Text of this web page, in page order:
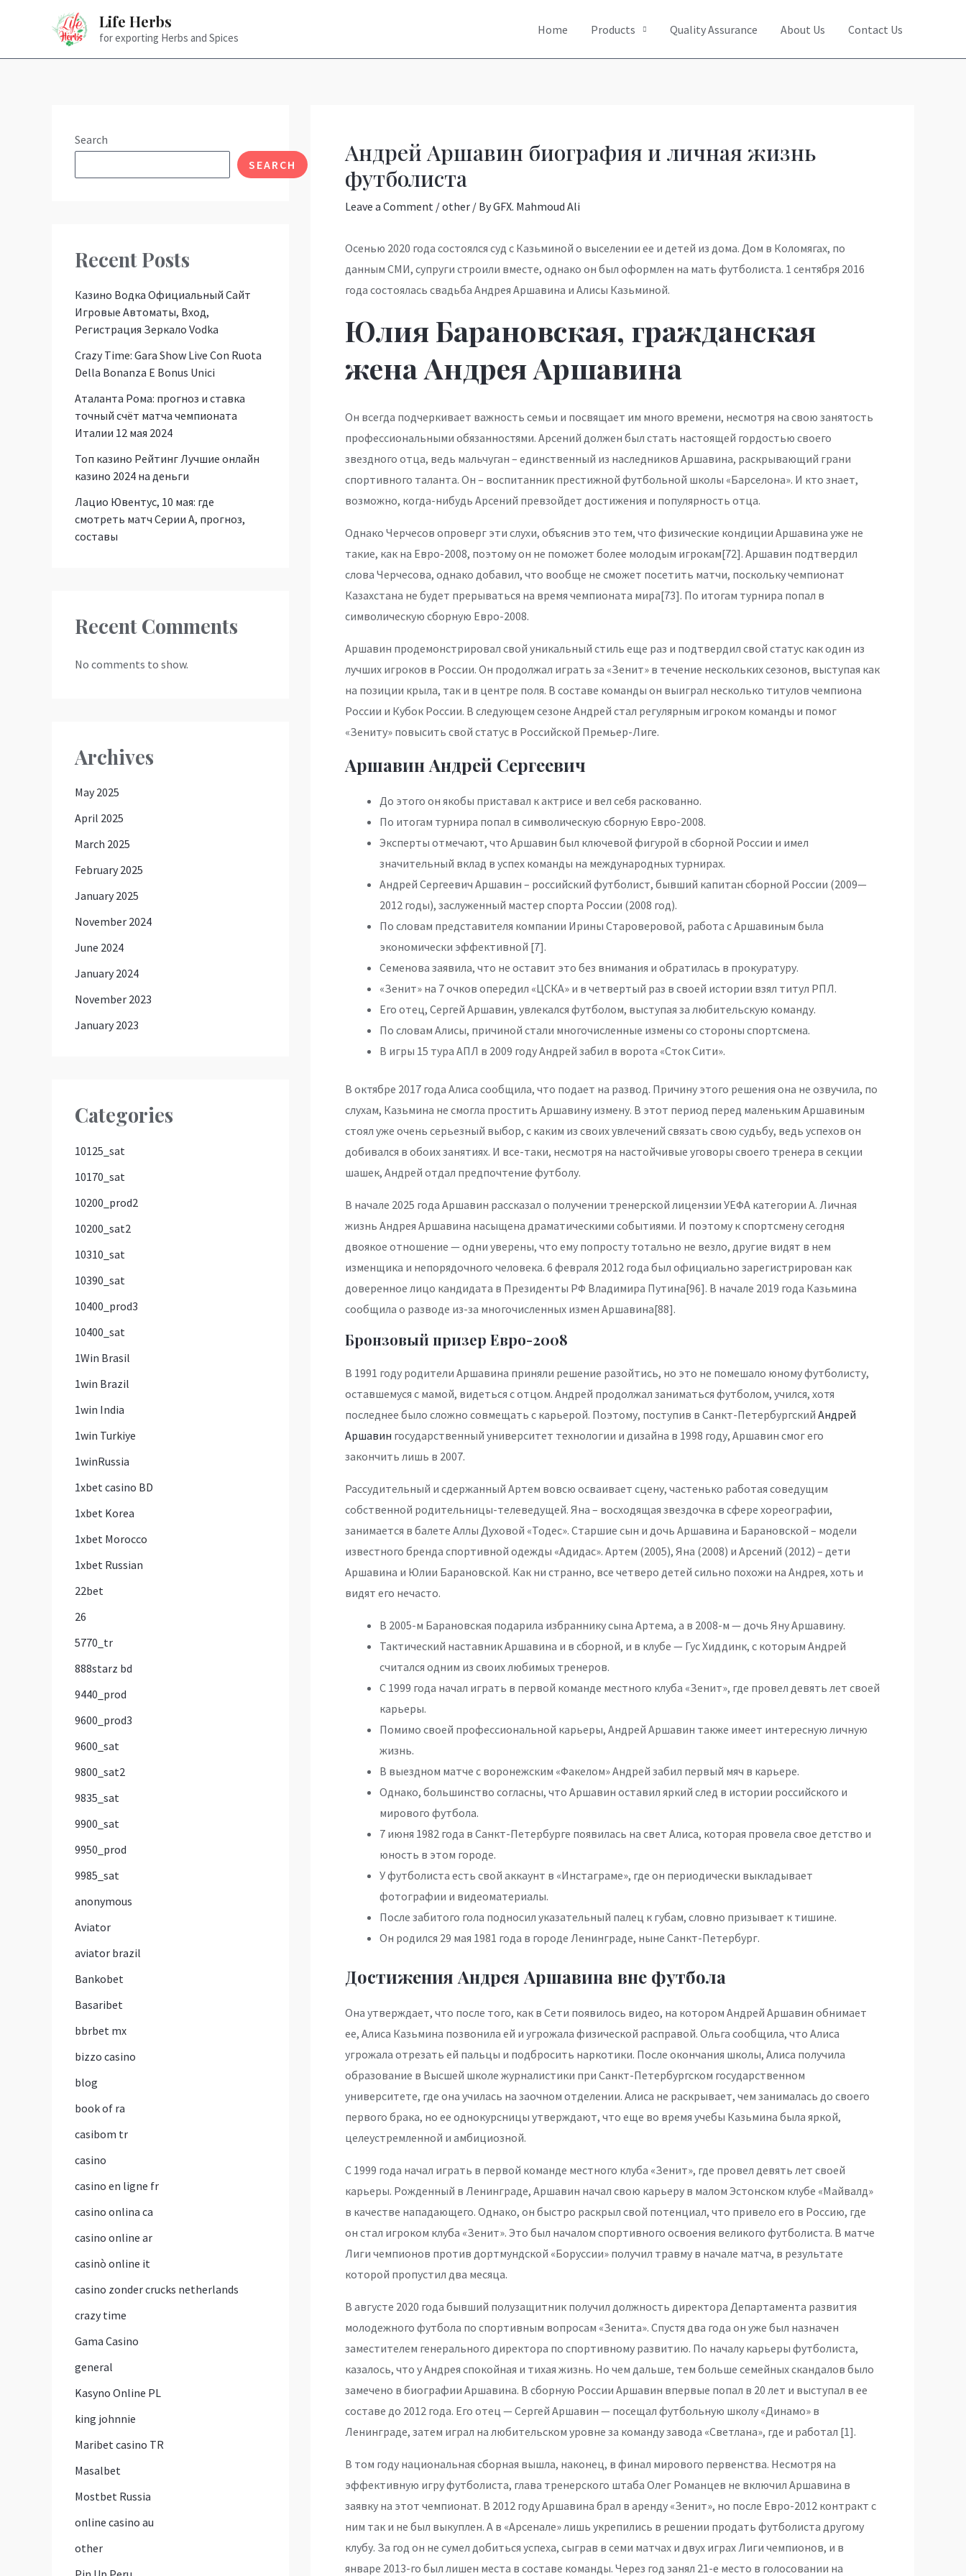
Life Herbs
for exporting Herbs and Spices
Home Products Quality Assurance About Us Contact Us
Search
SEARCH
Recent Posts
Казино Водка Официальный Сайт
Игровые Автоматы, Вход,
Регистрация Зеркало Vodka
Crazy Time: Gara Show Live Con Ruota
Della Bonanza E Bonus Unici
Аталанта Рома: прогноз и ставка
точный счёт матча чемпионата
Италии 12 мая 2024
Топ казино Рейтинг Лучшие онлайн
казино 2024 на деньги
Лацио Ювентус, 10 мая: где
смотреть матч Серии А, прогноз,
составы
Recent Comments
No comments to show.
Archives
May 2025
April 2025
March 2025
February 2025
January 2025
November 2024
June 2024
January 2024
November 2023
January 2023
Categories
10125_sat
10170_sat
10200_prod2
10200_sat2
10310_sat
10390_sat
10400_prod3
10400_sat
1Win Brasil
1win Brazil
1win India
1win Turkiye
1winRussia
1xbet casino BD
1xbet Korea
1xbet Morocco
1xbet Russian
22bet
26
5770_tr
888starz bd
9440_prod
9600_prod3
9600_sat
9800_sat2
9835_sat
9900_sat
9950_prod
9985_sat
anonymous
Aviator
aviator brazil
Bankobet
Basaribet
bbrbet mx
bizzo casino
blog
book of ra
casibom tr
casino
casino en ligne fr
casino onlina ca
casino online ar
casinò online it
casino zonder crucks netherlands
crazy time
Gama Casino
general
Kasyno Online PL
king johnnie
Maribet casino TR
Masalbet
Mostbet Russia
online casino au
other
Андрей Аршавин биография и личная жизнь
футболиста
Leave a Comment /other / ByGFX. Mahmoud Ali
Осенью 2020 года состоялся суд с Казьминой о выселении ее и детей из дома. Дом в Коломягах, по
данным СМИ, супруги строили вместе, однако он был оформлен на мать футболиста. 1 сентября 2016
года состоялась свадьба Андрея Аршавина и Алисы Казьминой.
Юлия Барановская, гражданская
жена Андрея Аршавина
Он всегда подчеркивает важность семьи и посвящает им много времени, несмотря на свою занятость
профессиональными обязанностями. Арсений должен был стать настоящей гордостью своего
звездного отца, ведь мальчуган – единственный из наследников Аршавина, раскрывающий грани
спортивного таланта. Он – воспитанник престижной футбольной школы «Барселона». И кто знает,
возможно, когда-нибудь Арсений превзойдет достижения и популярность отца.
Однако Черчесов опроверг эти слухи, объяснив это тем, что физические кондиции Аршавина уже не
такие, как на Евро-2008, поэтому он не поможет более молодым игрокам[72]. Аршавин подтвердил
слова Черчесова, однако добавил, что вообще не сможет посетить матчи, поскольку чемпионат
Казахстана не будет прерываться на время чемпионата мира[73]. По итогам турнира попал в
символическую сборную Евро-2008.
Аршавин продемонстрировал свой уникальный стиль еще раз и подтвердил свой статус как один из
лучших игроков в России. Он продолжал играть за «Зенит» в течение нескольких сезонов, выступая как
на позиции крыла, так и в центре поля. В составе команды он выиграл несколько титулов чемпиона
России и Кубок России. В следующем сезоне Андрей стал регулярным игроком команды и помог
«Зениту» повысить свой статус в Российской Премьер-Лиге.
Аршавин Андрей Сергеевич
До этого он якобы приставал к актрисе и вел себя раскованно.
По итогам турнира попал в символическую сборную Евро-2008.
Эксперты отмечают, что Аршавин был ключевой фигурой в сборной России и имел
значительный вклад в успех команды на международных турнирах.
Андрей Сергеевич Аршавин – российский футболист, бывший капитан сборной России (2009—
2012 годы), заслуженный мастер спорта России (2008 год).
По словам представителя компании Ирины Староверовой, работа с Аршавиным была
экономически эффективной [7].
Семенова заявила, что не оставит это без внимания и обратилась в прокуратуру.
«Зенит» на 7 очков опередил «ЦСКА» и в четвертый раз в своей истории взял титул РПЛ.
Его отец, Сергей Аршавин, увлекался футболом, выступая за любительскую команду.
По словам Алисы, причиной стали многочисленные измены со стороны спортсмена.
В игры 15 тура АПЛ в 2009 году Андрей забил в ворота «Сток Сити».
В октябре 2017 года Алиса сообщила, что подает на развод. Причину этого решения она не озвучила, по
слухам, Казьмина не смогла простить Аршавину измену. В этот период перед маленьким Аршавиным
стоял уже очень серьезный выбор, с каким из своих увлечений связать свою судьбу, ведь успехов он
добивался в обоих занятиях. И все-таки, несмотря на настойчивые уговоры своего тренера в секции
шашек, Андрей отдал предпочтение футболу.
В начале 2025 года Аршавин рассказал о получении тренерской лицензии УЕФА категории A. Личная
жизнь Андрея Аршавина насыщена драматическими событиями. И поэтому к спортсмену сегодня
двоякое отношение — одни уверены, что ему попросту тотально не везло, другие видят в нем
изменщика и непорядочного человека. 6 февраля 2012 года был официально зарегистрирован как
доверенное лицо кандидата в Президенты РФ Владимира Путина[96]. В начале 2019 года Казьмина
сообщила о разводе из-за многочисленных измен Аршавина[88].
Бронзовый призер Евро-2008
В 1991 году родители Аршавина приняли решение разойтись, но это не помешало юному футболисту,
оставшемуся с мамой, видеться с отцом. Андрей продолжал заниматься футболом, учился, хотя
последнее было сложно совмещать с карьерой. Поэтому, поступив в Санкт-Петербургский Андрей
Аршавин государственный университет технологии и дизайна в 1998 году, Аршавин смог его
закончить лишь в 2007.
Рассудительный и сдержанный Артем вовсю осваивает сцену, частенько работая соведущим
собственной родительницы-телеведущей. Яна – восходящая звездочка в сфере хореографии,
занимается в балете Аллы Духовой «Тодес». Старшие сын и дочь Аршавина и Барановской – модели
известного бренда спортивной одежды «Адидас». Артем (2005), Яна (2008) и Арсений (2012) – дети
Аршавина и Юлии Барановской. Как ни странно, все четверо детей сильно похожи на Андрея, хоть и
видят его нечасто.
В 2005-м Барановская подарила избраннику сына Артема, а в 2008-м — дочь Яну Аршавину.
Тактический наставник Аршавина и в сборной, и в клубе — Гус Хиддинк, с которым Андрей
считался одним из своих любимых тренеров.
С 1999 года начал играть в первой команде местного клуба «Зенит», где провел девять лет своей
карьеры.
Помимо своей профессиональной карьеры, Андрей Аршавин также имеет интересную личную
жизнь.
В выездном матче с воронежским «Факелом» Андрей забил первый мяч в карьере.
Однако, большинство согласны, что Аршавин оставил яркий след в истории российского и
мирового футбола.
7 июня 1982 года в Санкт-Петербурге появилась на свет Алиса, которая провела свое детство и
юность в этом городе.
У футболиста есть свой аккаунт в «Инстаграме», где он периодически выкладывает
фотографии и видеоматериалы.
После забитого гола подносил указательный палец к губам, словно призывает к тишине.
Он родился 29 мая 1981 года в городе Ленинграде, ныне Санкт-Петербург.
Достижения Андрея Аршавина вне футбола
Она утверждает, что после того, как в Сети появилось видео, на котором Андрей Аршавин обнимает
ее, Алиса Казьмина позвонила ей и угрожала физической расправой. Ольга сообщила, что Алиса
угрожала отрезать ей пальцы и подбросить наркотики. После окончания школы, Алиса получила
образование в Высшей школе журналистики при Санкт-Петербургском государственном
университете, где она училась на заочном отделении. Алиса не раскрывает, чем занималась до своего
первого брака, но ее однокурсницы утверждают, что еще во время учебы Казьмина была яркой,
целеустремленной и амбициозной.
С 1999 года начал играть в первой команде местного клуба «Зенит», где провел девять лет своей
карьеры. Рожденный в Ленинграде, Аршавин начал свою карьеру в малом Эстонском клубе «Майвалд»
в качестве нападающего. Однако, он быстро раскрыл свой потенциал, что привело его в Россию, где
он стал игроком клуба «Зенит». Это был началом спортивного освоения великого футболиста. В матче
Лиги чемпионов против дортмундской «Боруссии» получил травму в начале матча, в результате
которой пропустил два месяца.
В августе 2020 года бывший полузащитник получил должность директора Департамента развития
молодежного футбола по спортивным вопросам «Зенита». Спустя два года он уже был назначен
заместителем генерального директора по спортивному развитию. По началу карьеры футболиста,
казалось, что у Андрея спокойная и тихая жизнь. Но чем дальше, тем больше семейных скандалов было
замечено в биографии Аршавина. В сборную России Аршавин впервые попал в 20 лет и выступал в ее
составе до 2012 года. Его отец — Сергей Аршавин — посещал футбольную школу «Динамо» в
Ленинграде, затем играл на любительском уровне за команду завода «Светлана», где и работал [1].
В том году национальная сборная вышла, наконец, в финал мирового первенства. Несмотря на
эффективную игру футболиста, глава тренерского штаба Олег Романцев не включил Аршавина в
заявку на этот чемпионат. В 2012 году Аршавина брал в аренду «Зенит», но после Евро-2012 контракт с
ним так и не был выкуплен. А в «Арсенале» лишь укрепились в решении продать футболиста другому
клубу. За год он не сумел добиться успеха, сыграв в семи матчах и двух играх Лиги чемпионов, и в
январе 2013-го был лишен места в составе команды. Через год занял 21-е место в голосовании на